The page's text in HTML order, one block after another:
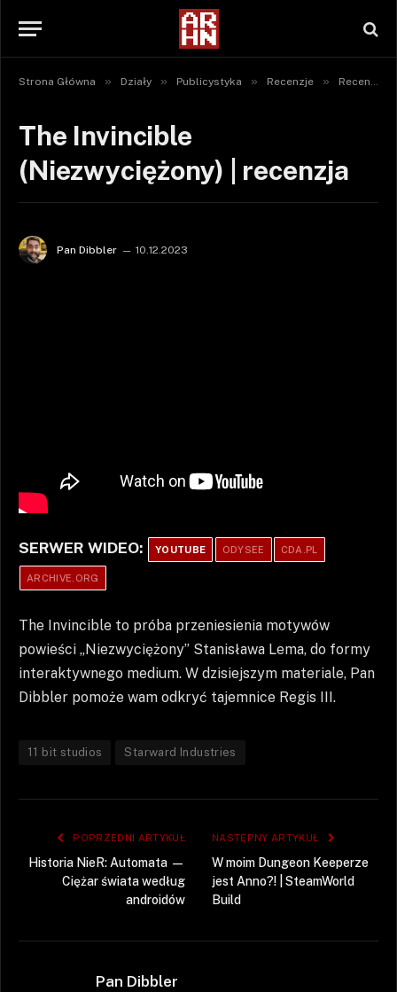
Strona Główna » Działy » Publicystyka » Recenzje » Recenzje gier
The Invincible
(Niezwyciężony) | recenzja
Pan Dibbler 10.12.2023
SERWER WIDEO: YOUTUBE ODYSEE CDA.PL
ARCHIVE.ORG
The Invincible to próba przeniesienia motywów
powieści „Niezwyciężony” Stanisława Lema, do formy
interaktywnego medium. W dzisiejszym materiale, Pan
Dibbler pomoże wam odkryć tajemnice Regis III.
11 bit studios Starward Industries
POPRZEDNI ARTYKUŁ
Historia NieR: Automata —
Ciężar świata według
androidów
NASTĘPNY ARTYKUŁ
W moim Dungeon Keeperze
jest Anno?! | SteamWorld
Build
Pan Dibbler